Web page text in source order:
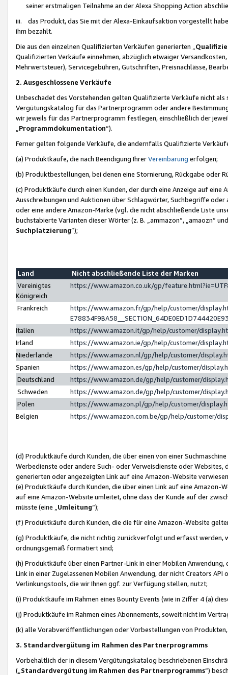
seiner erstmaligen Teilnahme an der Alexa Shopping Action
iii. das Produkt, das Sie mit der Alexa-Einkaufsaktion vorgestellt
ihm bezahlt.
Die aus den einzelnen Qualifizierten Verkäufen generierten „
Qualifizierten Verkäufe einnehmen, abzüglich etwaiger
Mehrwertsteuer), Servicegebühren, Gutschriften, Preisnachlässe,
2. Ausgeschlossene Verkäufe
Unbeschadet des Vorstehenden gelten Qualifizierte Verkäufe nicht
Vergütungskatalog für das Partnerprogramm oder andere
wir jeweils für das Partnerprogramm festlegen, einschließlich der
Programmdokumentation“).
Ferner gelten folgende Verkäufe, die andernfalls Qualifizierte
(a) Produktkäufe, die nach Beendigung IhrerVereinbarung erfolgen;
(b) Produktbestellungen, bei denen eine Stornierung, Rückgabe oder
(c) Produktkäufe durch einen Kunden, der durch eine Anzeige auf
Ausschreibungen und Auktionen über Schlagwörter, Suchbegriffe
oder eine andere Amazon-Marke (vgl. die nicht abschließende Liste
buchstabierte Varianten dieser Wörter (z. B. „ammazon“, „amaozn“
Suchplatzierung”);
Land
Nicht abschließende Liste der Marken
Vereinigtes
Königreich
https://www.amazon.co.uk/gp/
Frankreich
https://www.amazon.fr/gp/help/customer/
Italien
https://www.amazon.it/gp/help/customer/
Irland
https://www.amazon.ie/gp/help/customer/
Niederlande
https://www.amazon.nl/gp/help/customer/
Spanien
https://www.amazon.es/gp/help/customer/
Deutschland
https://www.amazon.de/gp/help/customer/
Schweden
https://www.amazon.de/gp/help/customer/
Polen
https://www.amazon.pl/gp/help/customer/
Belgien
https://www.amazon.com.be/gp/help/customer/
(d) Produktkäufe durch Kunden, die über einen von einer
Werbedienste oder andere Such- oder Verweisdienste oder Websites,
generierten oder angezeigten Link auf eine Amazon-Website
(e) Produktkäufe durch Kunden, die über einen Link auf eine
auf eine Amazon-Website umleitet, ohne dass der Kunde auf der
müsste (eine „ Umleitung“);
(f) Produktkäufe durch Kunden, die die für eine Amazon-Website
(g) Produktkäufe, die nicht richtig zurückverfolgt und erfasst werden,
ordnungsgemäß formatiert sind;
(h) Produktkäufe über einen Partner-Link in einer Mobilen
Link in einer Zugelassenen Mobilen Anwendung, der nicht Creators
Verlinkungstools, die wir Ihnen ggf. zur Verfügung stellen, nutzt;
(i) Produktkäufe im Rahmen eines Bounty Events (wie in Ziffer 4 (a)
(j) Produktkäufe im Rahmen eines Abonnements, soweit nicht im
(k) alle Vorabveröffentlichungen oder Vorbestellungen von
3. Standardvergütung im Rahmen des Partnerprogramms
Vorbehaltlich der in diesem Vergütungskatalog beschriebenen
(„ Standardvergütung im Rahmen des Partnerprogramms“)